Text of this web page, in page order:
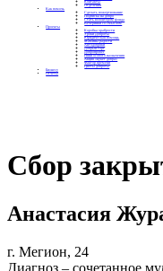
Контакты
Отделения
Как помочь
Сделать пожертвование
Подписка на добро
Стать волонтером фонда
Вечеринки со смыслом
Проекты
Коробка храбрости
Уроки Доброты
Юридическая помощь
Мамины радости
Автодобряки
Добрый торт
Добропробег
Няни особого назначения
Акция «Букет добра»
Фактор времени
Цветы доброты
Бизнесу
Отчеты
Сбор
Анастасия
г. Мегион, 24
Диагноз – сочетанное